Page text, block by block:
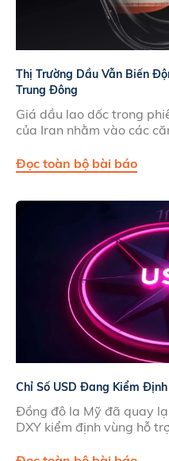
Thị Trường Dầu Vẫn Biến
Trung Đông
Giá dầu lao dốc trong
của Iran nhằm vào các
Đọc toàn bộ bài báo
Chỉ Số USD Đang Kiểm
Đồng đô la Mỹ đã quay
DXY kiểm định vùng hỗ